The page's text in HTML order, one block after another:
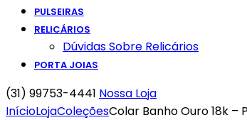
PULSEIRAS
RELICÁRIOS
Dúvidas Sobre Relicários
PORTA JOIAS
(31) 99753-4441 Nossa Loja
InícioLojaColeçõesColar Banho Ouro 18k –